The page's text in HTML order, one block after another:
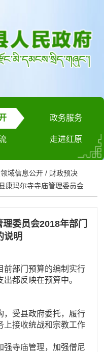
政务服务
走进红原
域信息公开 / 财政预决
康玛尔寺寺庙管理委员会
委员会2018年部门
说明
部门预算的编制实行
都反映在预算中。
受县政府委托，履行
上接收统战和宗教工作
寺庙管理，加强僧尼